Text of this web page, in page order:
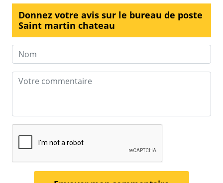
Donnez votre avis sur le bureau de poste
Saint martin chateau